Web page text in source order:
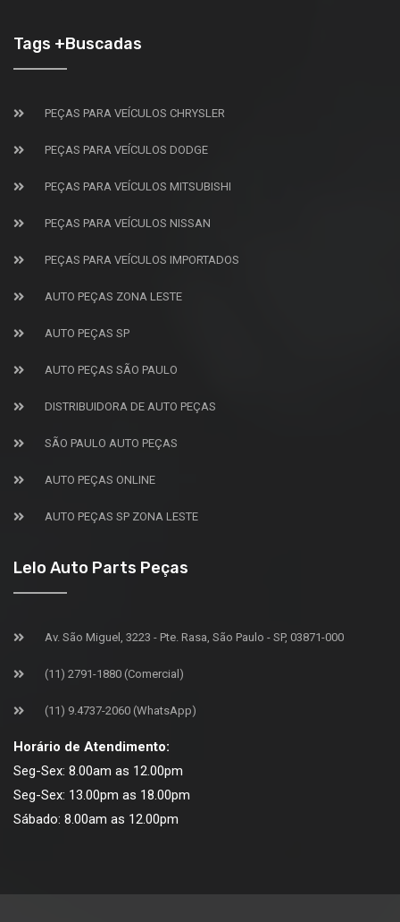
Tags +Buscadas
PEÇAS PARA VEÍCULOS CHRYSLER
PEÇAS PARA VEÍCULOS DODGE
PEÇAS PARA VEÍCULOS MITSUBISHI
PEÇAS PARA VEÍCULOS NISSAN
PEÇAS PARA VEÍCULOS IMPORTADOS
AUTO PEÇAS ZONA LESTE
AUTO PEÇAS SP
AUTO PEÇAS SÃO PAULO
DISTRIBUIDORA DE AUTO PEÇAS
SÃO PAULO AUTO PEÇAS
AUTO PEÇAS ONLINE
AUTO PEÇAS SP ZONA LESTE
Lelo Auto Parts Peças
Av. São Miguel, 3223 - Pte. Rasa, São Paulo - SP, 03871-000
(11) 2791-1880 (Comercial)
(11) 9.4737-2060 (WhatsApp)
Horário de Atendimento:
Seg-Sex: 8.00am as 12.00pm
Seg-Sex: 13.00pm as 18.00pm
Sábado: 8.00am as 12.00pm